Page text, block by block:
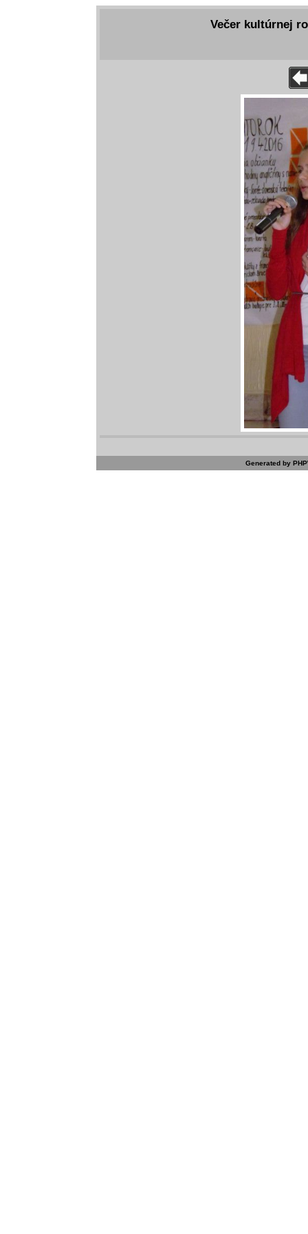
Večer kultúrnej
Generated by